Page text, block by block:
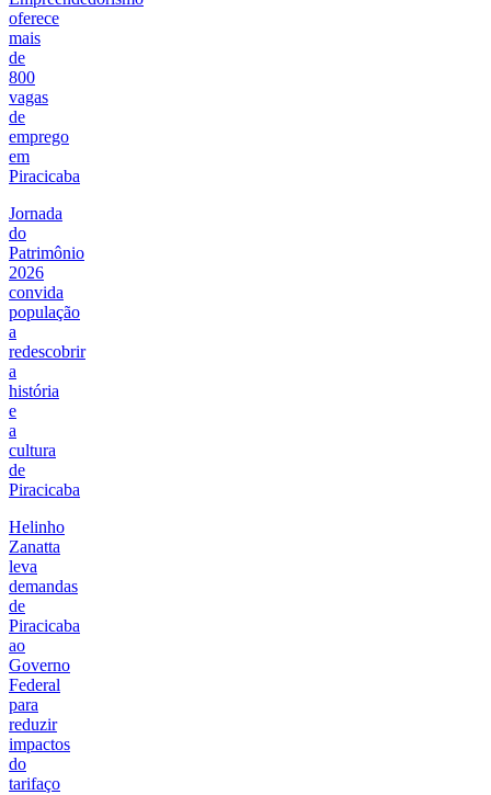
oferece
mais
de
800
vagas
de
emprego
em
Piracicaba
Jornada
do
Patrimônio
2026
convida
população
a
redescobrir
a
história
e
a
cultura
de
Piracicaba
Helinho
Zanatta
leva
demandas
de
Piracicaba
ao
Governo
Federal
para
reduzir
impactos
do
tarifaço